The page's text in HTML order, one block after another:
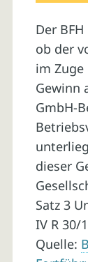
Der
ob der
im
Gewinn
GmbH-
dieser
Satz 3
IV R 30/
Quelle: